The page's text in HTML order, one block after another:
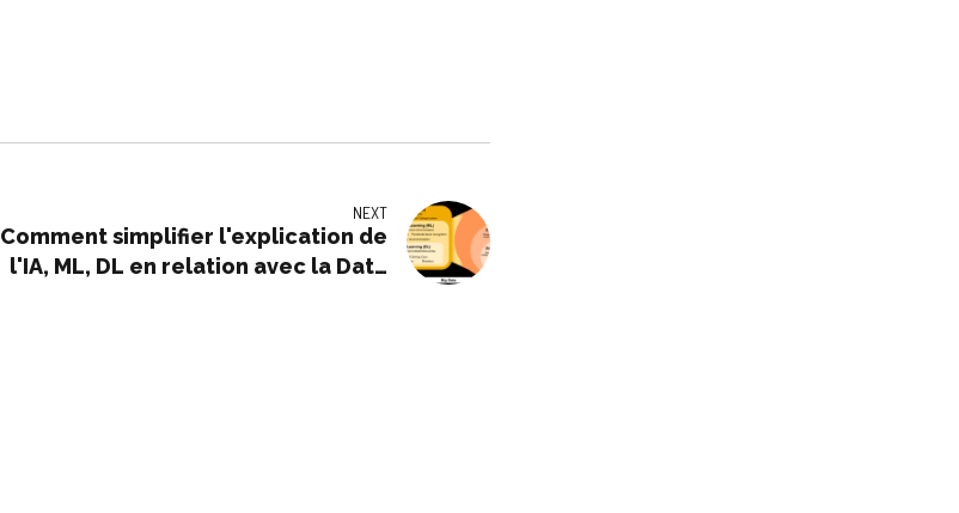
NEXT
Comment simplifier l'explication de
l'IA, ML, DL en relation avec la Data